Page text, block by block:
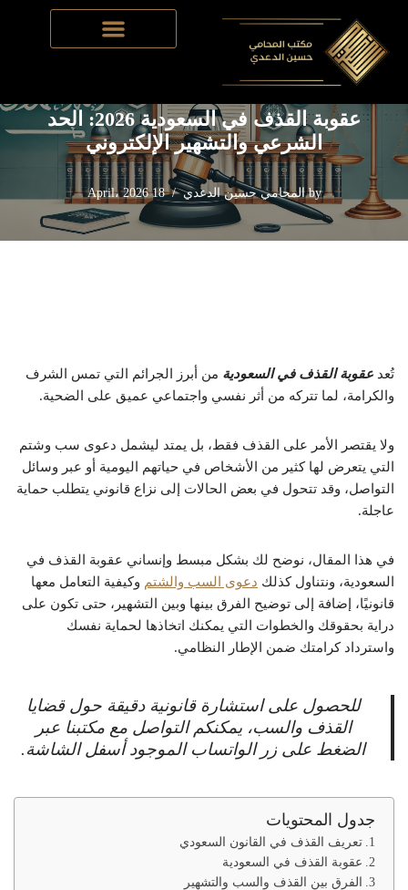
Skip
Home
-القانون الجنائي​-
عقوبة القذف في السعودية 2026: الحد
الشرعي والتشهير الإلكتروني
عقوبة القذف في السعودية 2026: الحد
الشرعي والتشهير الإلكتروني
by المحامي حسين الدعدي 18 April، 2026
تُعد عقوبة القذف في السعودية من أبرز الجرائم التي تمس الشرف
والكرامة، لما تتركه من أثر نفسي واجتماعي عميق على الضحية.
ولا يقتصر الأمر على القذف فقط، بل يمتد ليشمل دعوى سب وشتم
التي يتعرض لها كثير من الأشخاص في حياتهم اليومية أو عبر وسائل
التواصل، وقد تتحول في بعض الحالات إلى نزاع قانوني يتطلب حماية
عاجلة.
في هذا المقال، نوضح لك بشكل مبسط وإنساني عقوبة القذف في
السعودية، ونتناول كذلك دعوى السب والشتم وكيفية التعامل معها
قانونيًا، إضافة إلى توضيح الفرق بينها وبين التشهير، حتى تكون على
دراية بحقوقك والخطوات التي يمكنك اتخاذها لحماية نفسك
واسترداد كرامتك ضمن الإطار النظامي.
للحصول على استشارة قانونية دقيقة حول قضايا
القذف والسب، يمكنكم التواصل مع مكتبنا عبر
الضغط على زر الواتساب الموجود أسفل الشاشة.
جدول المحتويات
تعريف القذف في القانون السعودي
عقوبة القذف في السعودية
الفرق بين القذف والسب والتشهير